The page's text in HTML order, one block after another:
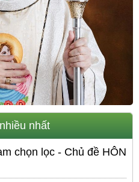
nhất
chọn lọc - Chủ đề HÔN